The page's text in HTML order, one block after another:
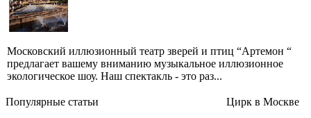
Московский иллюзионный театр зверей и птиц “Артемон “
предлагает вашему вниманию музыкальное иллюзионное
экологическое шоу. Наш спектакль - это раз...
Популярные cтатьи
Цирк в Москве